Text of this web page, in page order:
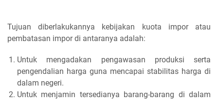
Tujuan diberlakukannya kebijakan kuota impor atau
pembatasan impor di antaranya adalah:
Untuk mengadakan pengawasan produksi serta
pengendalian harga guna mencapai stabilitas harga di
dalam negeri.
Untuk menjamin tersedianya barang-barang di dalam